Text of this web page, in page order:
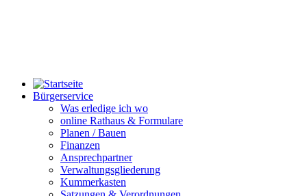
Bürgerservice
Was erledige ich wo
online Rathaus & Formulare
Planen / Bauen
Finanzen
Ansprechpartner
Verwaltungsgliederung
Kummerkasten